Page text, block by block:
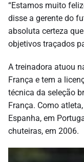
“Estamos muito
disse a gerente do
absoluta certeza
objetivos traçados
A treinadora atuou
França e tem a
técnica da seleção
França. Como
Espanha, em
chuteiras, em 2006.